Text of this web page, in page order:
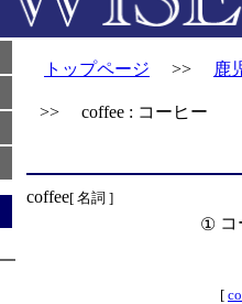
トップページ >> 鹿
>> coffee : コーヒー
coffee[ 名詞 ]
①
[